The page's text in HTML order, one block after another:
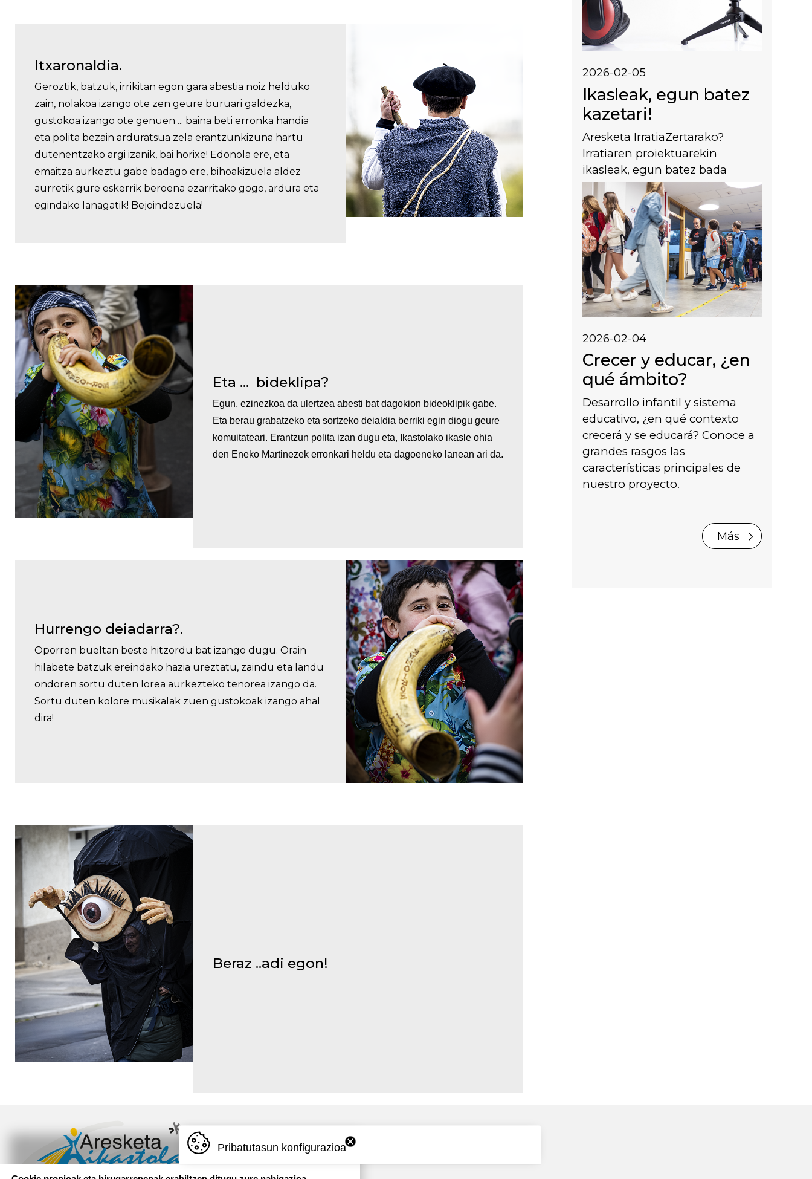
Itxaronaldia.
Geroztik, batzuk, irrikitan egon gara abestia noiz helduko
zain, nolakoa izango ote zen geure buruari galdezka,
gustokoa izango ote genuen ... baina beti erronka handia
eta polita bezain arduratsua zela erantzunkizuna hartu
dutenentzako argi izanik, bai horixe! Edonola ere, eta
emaitza aurkeztu gabe badago ere, bihoakizuela aldez
aurretik gure eskerrik beroena ezarritako gogo, ardura eta
egindako lanagatik! Bejoindezuela!
Eta ... bideklipa?
Egun, ezinezkoa da ulertzea abesti bat dagokion bideoklipik gabe.
Eta berau grabatzeko eta sortzeko deialdia berriki egin diogu geure
komuitateari. Erantzun polita izan dugu eta, Ikastolako ikasle ohia
den Eneko Martinezek erronkari heldu eta dagoeneko lanean ari da.
Hurrengo deiadarra?.
Oporren bueltan beste hitzordu bat izango dugu. Orain
hilabete batzuk ereindako hazia ureztatu, zaindu eta landu
ondoren sortu duten lorea aurkezteko tenorea izango da.
Sortu duten kolore musikalak zuen gustokoak izango ahal
dira!
Beraz ..adi egon!
2026-02-05
Ikasleak, egun batez
kazetari!
Aresketa IrratiaZertarako?
Irratiaren proiektuarekin
ikasleak, egun batez bada
Irudia
2026-02-04
Crecer y educar, ¿en
qué ámbito?
Desarrollo infantil y sistema
educativo, ¿en qué contexto
crecerá y se educará? Conoce a
grandes rasgos las
características principales de
nuestro proyecto.
Más
Pribatutasun konfigurazioa